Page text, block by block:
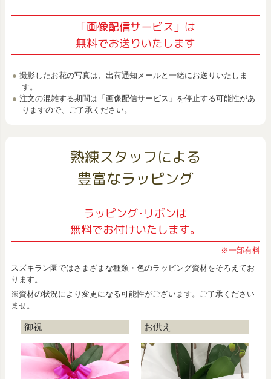
「画像配信サービス」は
無料でお送りいたします
撮影したお花の写真は、出荷通知メールと一緒にお送りいたしま
す。
注文の混雑する期間は「画像配信サービス」を停止する可能性があ
りますので、ご了承ください。
熟練スタッフによる
豊富なラッピング
ラッピング･リボンは
無料でお付けいたします。
※一部有料
スズキラン園ではさまざまな種類・色のラッピング資材をそろえてお
ります。
※資材の状況により変更になる可能性がございます。ご了承ください
ませ。
御祝 お供え